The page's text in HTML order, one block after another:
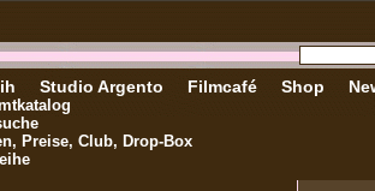
Preise, Club, Drop-Box
Studio Argento Filmcafé Shop